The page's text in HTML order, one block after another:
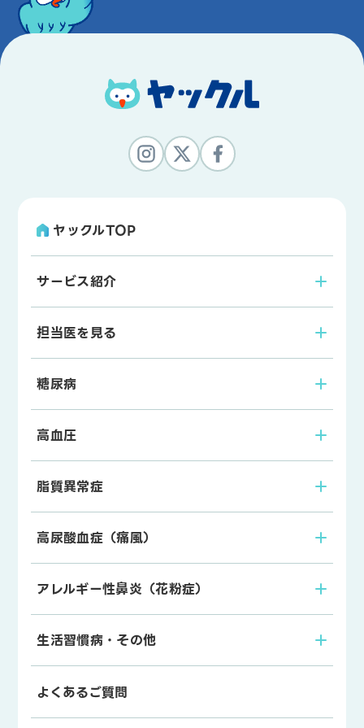
ヤックルTOP
サービス紹介
担当医を見る
糖尿病
高血圧
脂質異常症
高尿酸血症（痛風）
アレルギー性鼻炎（花粉症）
生活習慣病・その他
よくあるご質問